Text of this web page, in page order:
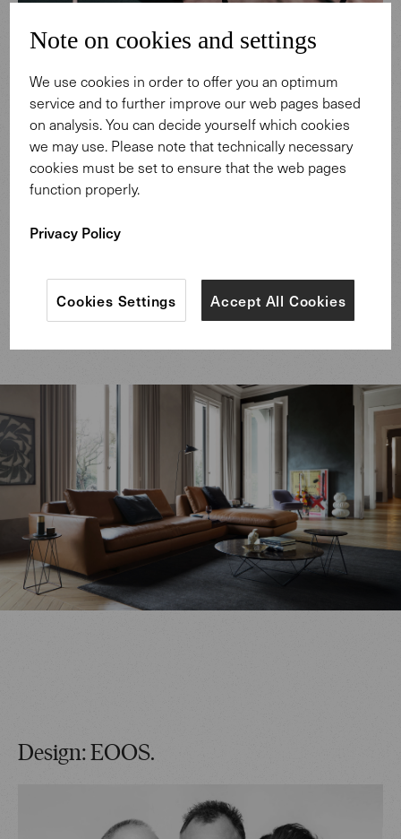
Design: EOOS.
Note on cookies and settings
We use cookies in order to offer you an optimum
service and to further improve our web pages based
on analysis. You can decide yourself which cookies
we may use. Please note that technically necessary
cookies must be set to ensure that the web pages
function properly.
Privacy Policy
Accept All Cookies
Cookies Settings